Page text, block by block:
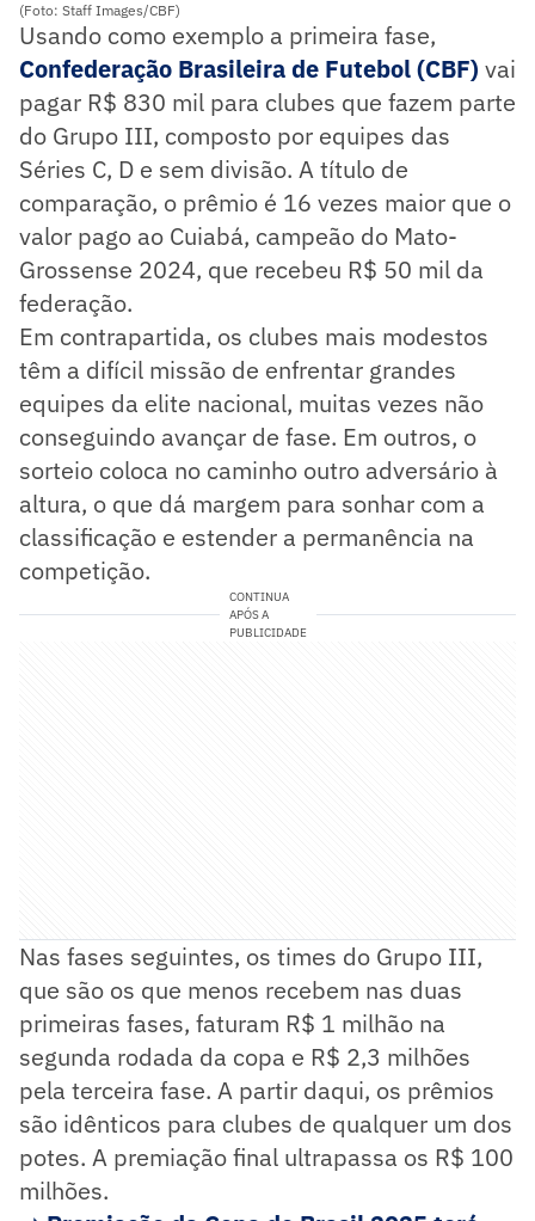
(Foto: Staff Images/CBF)
Usando como exemplo a primeira fase,
Confederação Brasileira de Futebol (CBF) vai
pagar R$ 830 mil para clubes que fazem parte
do Grupo III, composto por equipes das
Séries C, D e sem divisão. A título de
comparação, o prêmio é 16 vezes maior que o
valor pago ao Cuiabá, campeão do Mato-
Grossense 2024, que recebeu R$ 50 mil da
federação.
Em contrapartida, os clubes mais modestos
têm a difícil missão de enfrentar grandes
equipes da elite nacional, muitas vezes não
conseguindo avançar de fase. Em outros, o
sorteio coloca no caminho outro adversário à
altura, o que dá margem para sonhar com a
classificação e estender a permanência na
competição.
CONTINUA
APÓS A
PUBLICIDADE
Nas fases seguintes, os times do Grupo III,
que são os que menos recebem nas duas
primeiras fases, faturam R$ 1 milhão na
segunda rodada da copa e R$ 2,3 milhões
pela terceira fase. A partir daqui, os prêmios
são idênticos para clubes de qualquer um dos
potes. A premiação final ultrapassa os R$ 100
milhões.